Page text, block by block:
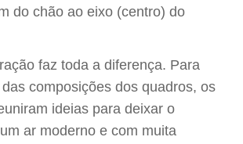
do chão ao eixo (centro) do
faz toda a diferença. Para
composições dos quadros, os
ideias para deixar o
ar moderno e com muita